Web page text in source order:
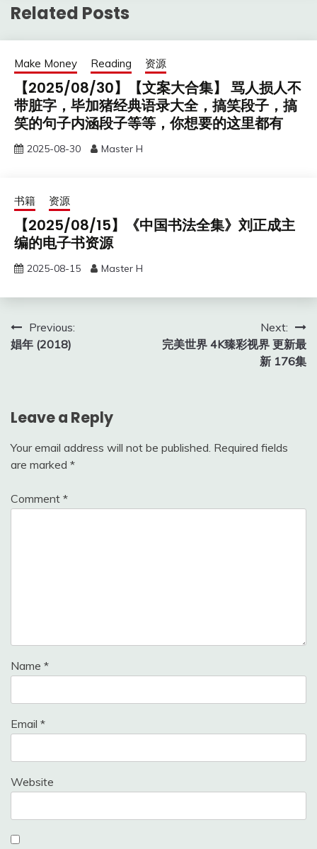
Related Posts
Make Money Reading 资源
【2025/08/30】【文案大合集】 骂人损人不
带脏字，毕加猪经典语录大全，搞笑段子，搞
笑的句子内涵段子等等，你想要的这里都有
2025-08-30 Master H
书籍 资源
【2025/08/15】《中国书法全集》刘正成主
编的电子书资源
2025-08-15 Master H
Post
navigation
Previous:
娼年 (2018)
Next:
完美世界 4K臻彩视界 更新最
新 176集
Leave a Reply
Your email address will not be published. Required fields
are marked *
Comment *
Name *
Email *
Website